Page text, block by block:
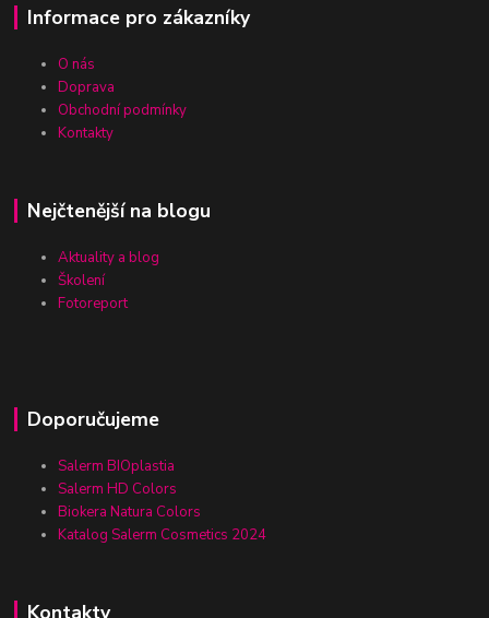
Informace pro zákazníky
O nás
Doprava
Obchodní podmínky
Kontakty
Nejčtenější na blogu
Aktuality a blog
Školení
Fotoreport
Doporučujeme
Salerm BIOplastia
Salerm HD Colors
Biokera Natura Colors
Katalog Salerm Cosmetics 2024
Kontakty